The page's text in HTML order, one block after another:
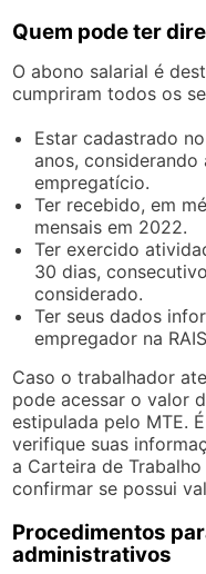
Quem pode ter
O abono salarial é
cumpriram todos os
Estar cadastrado
anos,
empregatício.
Ter recebido, em
mensais em 2022.
Ter exercido
30 dias,
considerado.
Ter seus dados
empregador na
Caso o trabalhador
pode acessar o valor
estipulada pelo MTE.
verifique suas
a Carteira de
confirmar se possui
Procedimentos
administrativos